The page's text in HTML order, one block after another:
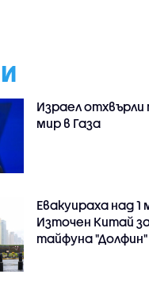
Израел отхвърли
мир в Газа
Евакуираха над 1
Източен Китай
тайфуна